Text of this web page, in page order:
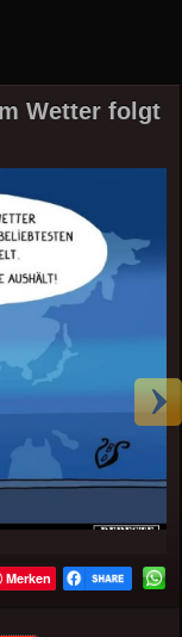
Wetter folgt
Merken